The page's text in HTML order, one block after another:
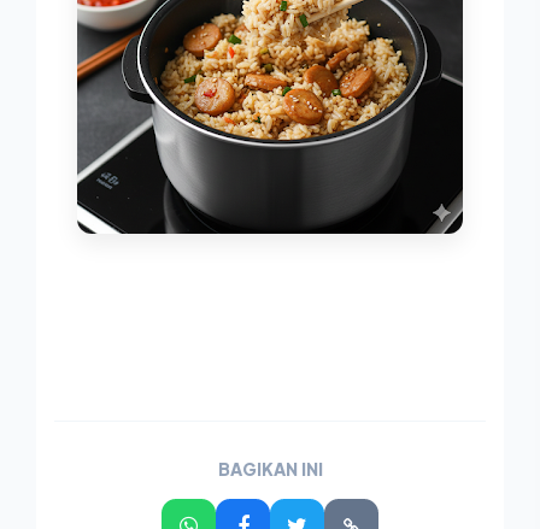
BAGIKAN INI